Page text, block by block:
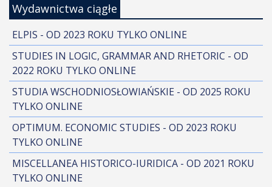
Wydawnictwa ciągłe
ELPIS - OD 2023 ROKU TYLKO ONLINE
STUDIES IN LOGIC, GRAMMAR AND RHETORIC - OD
2022 ROKU TYLKO ONLINE
STUDIA WSCHODNIOSŁOWIAŃSKIE - OD 2025 ROKU
TYLKO ONLINE
OPTIMUM. ECONOMIC STUDIES - OD 2023 ROKU
TYLKO ONLINE
MISCELLANEA HISTORICO-IURIDICA - OD 2021 ROKU
TYLKO ONLINE